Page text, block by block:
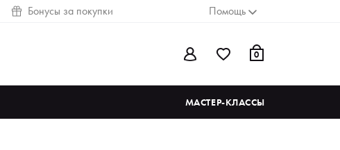
Бонусы за покупки Помощь
0
МАСТЕР-КЛАССЫ